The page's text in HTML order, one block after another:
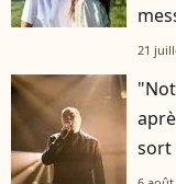
21
sort